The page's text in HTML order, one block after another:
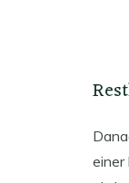
einer